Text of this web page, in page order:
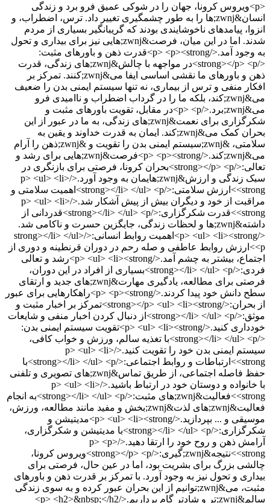
<p>ویروس کرونا، جهان را در شوکی عمیق فرو برد و زندگی
انسان&zwnj;ها را به طور چشمگیری تغییر داد. ترس، اضطراب، و
انزوا، پیامدهای ناخوشایندی بودند که گریبانگیر بسیاری از مردم
شدند. اما در این میان، فرصت&zwnj;هایی نیز برای بیداری و تحول
به وجود آمد.</p> <p><strong>قدرت ذهن و باورهای مثبت:
</strong></p> <p>در مواجهه با چالش&zwnj;های زندگی، قدرت
ذهن و باورهای ما نقشی اساسی ایفا می&zwnj;کنند. تمرکز بر
افکار منفی و ترس از بیماری، نه تنها سیستم ایمنی بدن را ضعیف
می&zwnj;کند، بلکه ما را در گرداب اضطراب و ناامیدی فرو
می&zwnj;برد.</p> <p>در مقابل، تقویت باورهای مثبت و
شکرگزاری برای نعمت&zwnj;های زندگی، به ما در عبور از این
بحران کمک می&zwnj;کند. ایمان به قدرت خداوند و یقین به
سلامتی، &zwnj;سیستم ایمنی بدن را تقویت و &zwnj;ذهن را آرام
می&zwnj;کند.</p> <p><strong>فرصت&zwnj;هایی برای رشد و
تعالی:</strong></p> <p>بحران کرونا، فرصتی برای بازنگری در
سبک زندگی و ارزش&zwnj;هایمان به وجود آورد.</p> <ul> <li>
<strong>ارزش سلامتی:</strong></li> </ul> <p>اهمیت سلامتی و
مراقبت از خود و دیگران بیش از پیش آشکار شد.</p> <ul> <li>
<strong>قدرت شکرگزاری:</strong></li> </ul> <p>قدردانی از
داشته&zwnj;ها و لحظات زندگی، جایگزین حسرت و ناکامی شد.
</p> <ul> <li><strong>اهمیت روابط انسانی:</strong></li> </ul>
<p>ارزش روابط عاطفی و صله رحم در دوران قرنطینه و دوری از
اجتماع، بیشتر به چشم آمد.</p> <ul> <li><strong>رشد و تعالی
فردی:</strong></li> </ul> <p>بسیاری از افراد در این دوران،
فرصتی برای مطالعه، یادگیری مهارت&zwnj;های جدید و ارتقای
سطح دانش خود پیدا کردند.</p> <p><strong>راهکارهایی برای عبور
از بحران:</strong></p> <ul> <li><strong>تمرکز بر اخبار مثبت و
موثق:</strong></li> </ul> <p>از دنبال کردن اخبار منفی و شایعات
خودداری کنید.</p> <ul> <li><strong>تقویت سیستم ایمنی بدن:
</strong></li> </ul> <p>با تغذیه سالم، ورزش و خواب کافی،
سیستم ایمنی بدن خود را تقویت کنید.</p> <ul> <li>
<strong>ارتباطات و روابط اجتماعی:</strong></li> </ul> <p>با
حفظ فاصله اجتماعی، از طریق تماس&zwnj;های تصویری و تلفنی
با خانواده و دوستان خود در ارتباط باشید.</p> <ul> <li>
<strong>فعالیت&zwnj;های مثبت:</strong></li> </ul> <p>به انجام
فعالیت&zwnj;های لذت&zwnj;بخش و مفید مانند مطالعه، ورزش،
موسیقی و ... بپردازید.</p> <ul> <li><strong>مدیتیشن و
شکرگزاری:</strong></li> </ul> <p>با مدیتیشن و شکرگزاری،
آرامش ذهن و روح خود را ارتقا دهید.</p> <p>
<strong>نتیجه&zwnj;گیری:</strong></p> <p>ویروس کرونا،
چالشی بزرگ برای بشریت بود، اما در عین حال، فرصتی برای
بیداری و تحول نیز به وجود آورد. با تمرکز بر قدرت ذهن و باورهای
مثبت، می&zwnj;توانیم از این بحران عبور کرده و به سوی زندگی
سالم&zwnj;تر و شادتر گام برداریم.</p> <h2>&nbsp;</h2>